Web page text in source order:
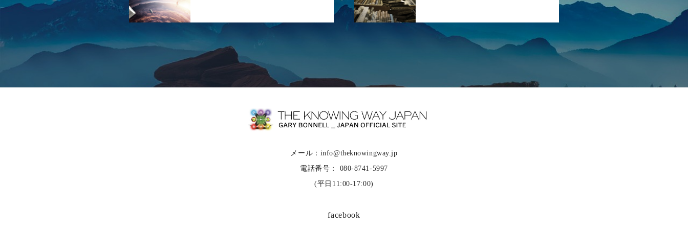
メール：info@theknowingway.jp
電話番号： 080-8741-5997
(平日11:00-17:00)
facebook